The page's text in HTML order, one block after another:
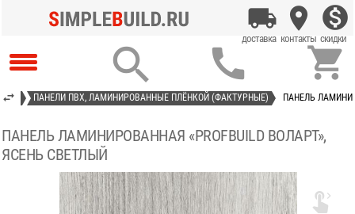
  
ПАНЕЛИ ПВХ, ЛАМИНИРОВАННЫЕ ПЛЁНКОЙ (ФАКТУРНЫЕ) ПАНЕЛЬ
ПАНЕЛЬ ЛАМИНИРОВАННАЯ «PROFBUILD ВОЛАРТ»,
ЯСЕНЬ СВЕТЛЫЙ
